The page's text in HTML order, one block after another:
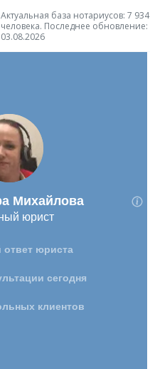
Актуальная база нотариусов: 7 934
человека. Последнее обновление:
03.08.2026